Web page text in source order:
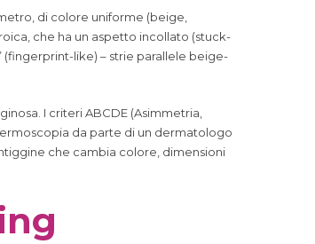
di colore uniforme (beige,
che ha un aspetto incollato (stuck-
like) – strie parallele beige-
I criteri ABCDE (Asimmetria,
da parte di un dermatologo
che cambia colore, dimensioni